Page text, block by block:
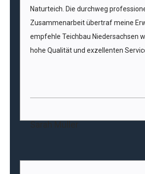
Naturteich. Die durchweg
Zusammenarbeit übertraf meine
empfehle Teichbau Niedersachsen
hohe Qualität und exzellenten
Sarah Müller